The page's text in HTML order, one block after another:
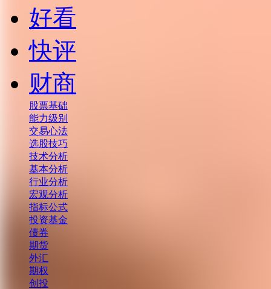
好看
快评
财商
股票基础
能力级别
交易心法
选股技巧
技术分析
基本分析
行业分析
宏观分析
指标公式
投资基金
债券
期货
外汇
期权
创投